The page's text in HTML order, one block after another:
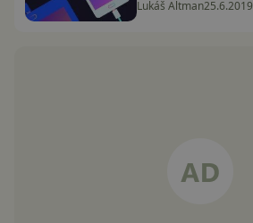
Lukáš Altman25.6.2019